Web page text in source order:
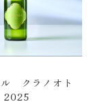
ル クラノオト
2025